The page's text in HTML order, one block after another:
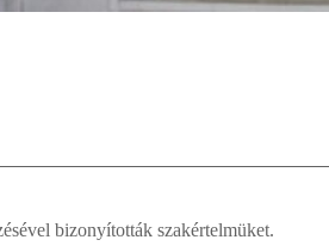
bizonyították szakértelmüket.